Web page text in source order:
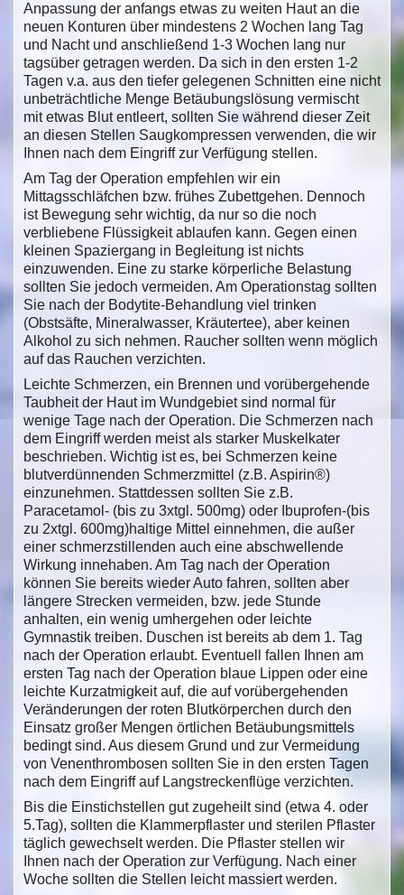
Anpassung der anfangs etwas zu weiten Haut an die
neuen Konturen über mindestens 2 Wochen lang Tag
und Nacht und anschließend 1-3 Wochen lang nur
tagsüber getragen werden. Da sich in den ersten 1-2
Tagen v.a. aus den tiefer gelegenen Schnitten eine nicht
unbeträchtliche Menge Betäubungslösung vermischt
mit etwas Blut entleert, sollten Sie während dieser Zeit
an diesen Stellen Saugkompressen verwenden, die wir
Ihnen nach dem Eingriff zur Verfügung stellen.
Am Tag der Operation empfehlen wir ein
Mittagsschläfchen bzw. frühes Zubettgehen. Dennoch
ist Bewegung sehr wichtig, da nur so die noch
verbliebene Flüssigkeit ablaufen kann. Gegen einen
kleinen Spaziergang in Begleitung ist nichts
einzuwenden. Eine zu starke körperliche Belastung
sollten Sie jedoch vermeiden. Am Operationstag sollten
Sie nach der Bodytite-Behandlung viel trinken
(Obstsäfte, Mineralwasser, Kräutertee), aber keinen
Alkohol zu sich nehmen. Raucher sollten wenn möglich
auf das Rauchen verzichten.
Leichte Schmerzen, ein Brennen und vorübergehende
Taubheit der Haut im Wundgebiet sind normal für
wenige Tage nach der Operation. Die Schmerzen nach
dem Eingriff werden meist als starker Muskelkater
beschrieben. Wichtig ist es, bei Schmerzen keine
blutverdünnenden Schmerzmittel (z.B. Aspirin®)
einzunehmen. Stattdessen sollten Sie z.B.
Paracetamol- (bis zu 3xtgl. 500mg) oder Ibuprofen-(bis
zu 2xtgl. 600mg)haltige Mittel einnehmen, die außer
einer schmerzstillenden auch eine abschwellende
Wirkung innehaben. Am Tag nach der Operation
können Sie bereits wieder Auto fahren, sollten aber
längere Strecken vermeiden, bzw. jede Stunde
anhalten, ein wenig umhergehen oder leichte
Gymnastik treiben. Duschen ist bereits ab dem 1. Tag
nach der Operation erlaubt. Eventuell fallen Ihnen am
ersten Tag nach der Operation blaue Lippen oder eine
leichte Kurzatmigkeit auf, die auf vorübergehenden
Veränderungen der roten Blutkörperchen durch den
Einsatz großer Mengen örtlichen Betäubungsmittels
bedingt sind. Aus diesem Grund und zur Vermeidung
von Venenthrombosen sollten Sie in den ersten Tagen
nach dem Eingriff auf Langstreckenflüge verzichten.
Bis die Einstichstellen gut zugeheilt sind (etwa 4. oder
5.Tag), sollten die Klammerpflaster und sterilen Pflaster
täglich gewechselt werden. Die Pflaster stellen wir
Ihnen nach der Operation zur Verfügung. Nach einer
Woche sollten die Stellen leicht massiert werden.